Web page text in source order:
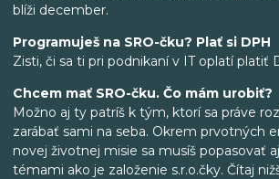
blíži december.
Programuješ na SRO-čku? Plať si DPH
Zisti, či sa ti pri podnikaní v IT oplatí platiť
Chcem mať SRO-čku. Čo mám urobiť?
Možno aj ty patríš k tým, ktorí sa práve
zarábať sami na seba. Okrem prvotných
novej životnej misie sa musíš popasovať
témami ako je založenie s.r.o.čky. Čítaj